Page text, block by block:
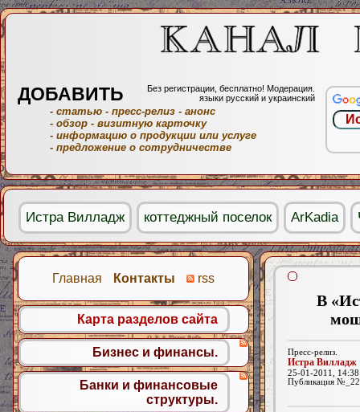
В
Пресс-релиз.
Истра Вилладж
25-01-2011,
Публикация
Главная Контакты rss
Карта разделов сайта
Бизнес и финансы.
Банки и финансовые
структуры.
ДОБАВИТЬ
Без регистрации, бесплатно! Модерация.
языки русский и украинский
- статью - пресс-релиз - анонс
- обзор - визитную карточку
- информацию о продукции или услуге
- предложение о сотрудничестве
Истра Вилладж коттеджный поселок ArKadia